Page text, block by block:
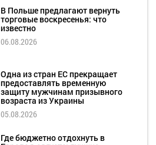
В Польше предлагают вернуть
торговые воскресенья: что
известно
06.08.2026
Одна из стран ЕС прекращает
предоставлять временную
защиту мужчинам призывного
возраста из Украины
05.08.2026
Где бюджетно отдохнуть в